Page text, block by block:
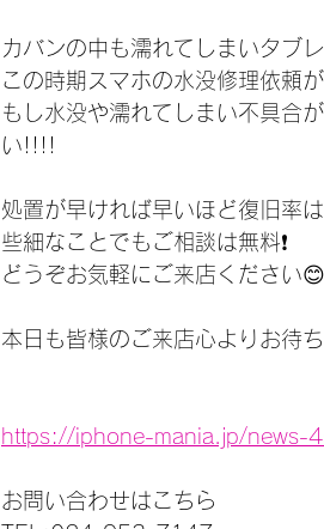
カバンの中も濡れてしまいタブ
この時期スマホの水没修理依頼
もし水没や濡れてしまい不具合
い!!!!
処置が早ければ早いほど復旧率
些細なことでもご相談は無料❗️
どうぞお気軽にご来店ください
本日も皆様のご来店心よりお待
https://iphone-mania.jp/news-
お問い合わせはこちら